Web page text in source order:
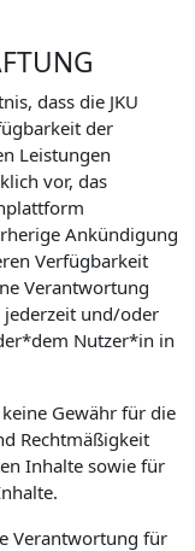
dass die JKU
der
Leistungen
vor, das
Ankündigung
Verfügbarkeit
Verantwortung
jederzeit und/oder
Nutzer*in in
Gewähr für die
Rechtmäßigkeit
Inhalte sowie für
Verantwortung für